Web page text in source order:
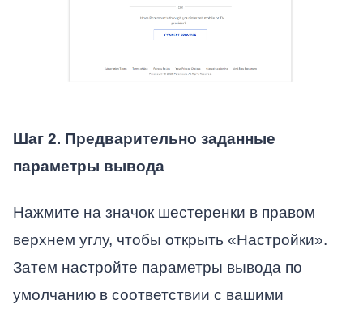
Шаг 2. Предварительно заданные
параметры вывода
Нажмите на значок шестеренки в правом
верхнем углу, чтобы открыть «Настройки».
Затем настройте параметры вывода по
умолчанию в соответствии с вашими